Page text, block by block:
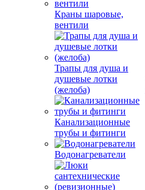
Краны шаровые,
вентили
Трапы для душа и
душевые лотки
(желоба)
Канализационные
трубы и фитинги
Водонагреватели